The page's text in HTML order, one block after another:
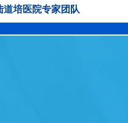
道培医院专家团队